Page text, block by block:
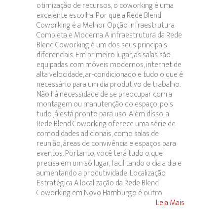
otimização de recursos, o coworking é uma
excelente escolha. Por que a Rede Blend
Coworking é a Melhor Opção Infraestrutura
Completa e Moderna A infraestrutura da Rede
Blend Coworking é um dos seus principais
diferenciais. Em primeiro lugar, as salas são
equipadas com móveis modernos, internet de
alta velocidade, ar-condicionado e tudo o que é
necessário para um dia produtivo de trabalho.
Não há necessidade de se preocupar com a
montagem ou manutenção do espaço, pois
tudo já está pronto para uso. Além disso, a
Rede Blend Coworking oferece uma série de
comodidades adicionais, como salas de
reunião, áreas de convivência e espaços para
eventos. Portanto, você terá tudo o que
precisa em um só lugar, facilitando o dia a dia e
aumentando a produtividade. Localização
Estratégica A localização da Rede Blend
Coworking em Novo Hamburgo é outro
Leia Mais